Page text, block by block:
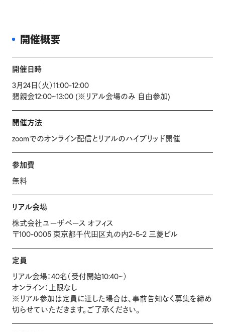
開催概要
開催日時
3月24日（火）11:00-12:00
懇親会12:00~13:00 (※リアル会場のみ 自由参加)
開催方法
zoomでのオンライン配信とリアルのハイブリッド開催
参加費
無料
リアル会場
株式会社ユーザベース オフィス
〒100-0005 東京都千代田区丸の内2-5-2 三菱ビル
定員
リアル会場：40名（受付開始10:40~）
オンライン：上限なし
※リアル参加は定員に達した場合は、事前告知なく募集を締め
切らせていただきます。ご了承ください。